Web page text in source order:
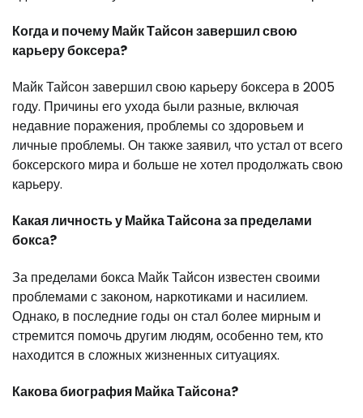
Когда и почему Майк Тайсон завершил свою
карьеру боксера?
Майк Тайсон завершил свою карьеру боксера в 2005
году. Причины его ухода были разные, включая
недавние поражения, проблемы со здоровьем и
личные проблемы. Он также заявил, что устал от всего
боксерского мира и больше не хотел продолжать свою
карьеру.
Какая личность у Майка Тайсона за пределами
бокса?
За пределами бокса Майк Тайсон известен своими
проблемами с законом, наркотиками и насилием.
Однако, в последние годы он стал более мирным и
стремится помочь другим людям, особенно тем, кто
находится в сложных жизненных ситуациях.
Какова биография Майка Тайсона?